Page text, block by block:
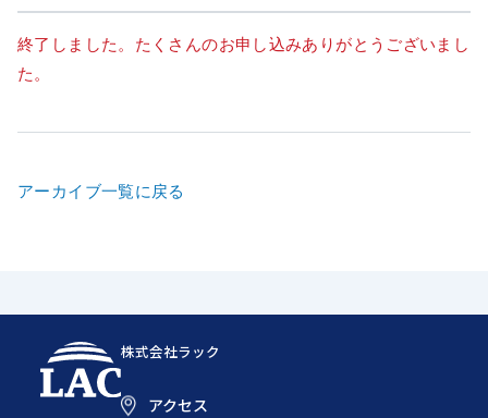
終了しました。たくさんのお申し込みありがとうございまし
た。
アーカイブ一覧に戻る
株式会社ラック
アクセス